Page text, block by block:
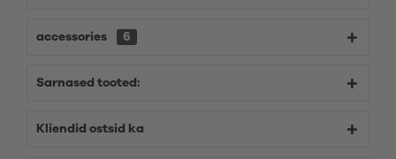
accessories 6
Sarnased tooted:
Kliendid ostsid ka